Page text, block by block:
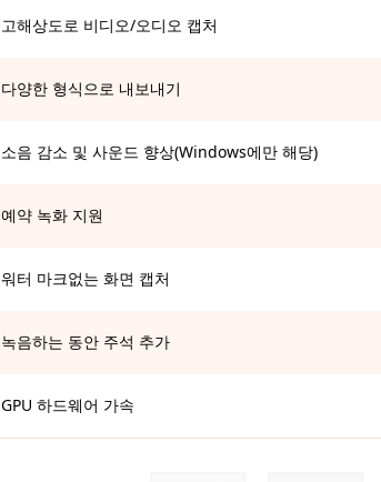
고해상도로 비디오/오디오 캡처
다양한 형식으로 내보내기
소음 감소 및 사운드 향상(Windows에만 해당)
예약 녹화 지원
워터 마크없는 화면 캡처
녹음하는 동안 주석 추가
GPU 하드웨어 가속